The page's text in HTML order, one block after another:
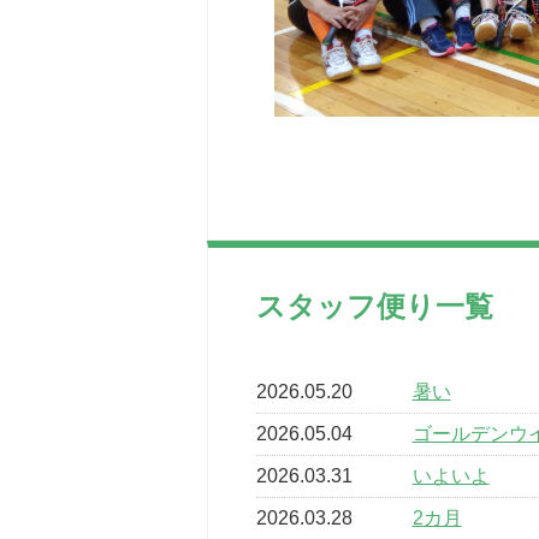
スタッフ便り一覧
2026.05.20 暑い
2026.05.04 ゴールデンウ
2026.03.31 いよいよ
2026.03.28 2カ月